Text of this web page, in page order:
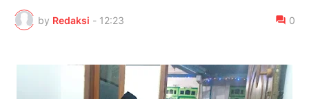
by Redaksi - 12:23 0